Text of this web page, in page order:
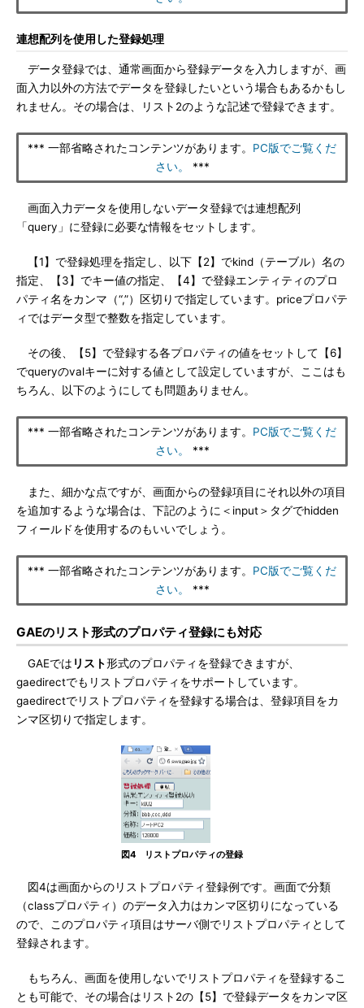
連想配列を使用した登録処理
データ登録では、通常画面から登録データを入力しますが、画
面入力以外の方法でデータを登録したいという場合もあるかもし
れません。その場合は、リスト2のような記述で登録できます。
*** 一部省略されたコンテンツがあります。 PC版でご覧くだ
さい。
***
画面入力データを使用しないデータ登録では連想配列
「query」に登録に必要な情報をセットします。
【1】で登録処理を指定し、以下【2】でkind（テーブル）名の
指定、【3】でキー値の指定、【4】で登録エンティティのプロ
パティ名をカンマ（“,”）区切りで指定しています。priceプロパテ
ィではデータ型で整数を指定しています。
その後、【5】で登録する各プロパティの値をセットして【6】
でqueryのvalキーに対する値として設定していますが、ここはも
ちろん、以下のようにしても問題ありません。
*** 一部省略されたコンテンツがあります。 PC版でご覧くだ
さい。
***
また、細かな点ですが、画面からの登録項目にそれ以外の項目
を追加するような場合は、下記のように＜input＞タグでhidden
フィールドを使用するのもいいでしょう。
*** 一部省略されたコンテンツがあります。 PC版でご覧くだ
さい。
***
GAEのリスト形式のプロパティ登録にも対応
GAEでは リスト形式のプロパティを登録できますが、
gaedirectでもリストプロパティをサポートしています。
gaedirectでリストプロパティを登録する場合は、登録項目をカ
ンマ区切りで指定します。
図4 リストプロパティの登録
図4は画面からのリストプロパティ登録例です。画面で分類
（classプロパティ）のデータ入力はカンマ区切りになっている
ので、このプロパティ項目はサーバ側でリストプロパティとして
登録されます。
もちろん、画面を使用しないでリストプロパティを登録するこ
とも可能で、その場合はリスト2の【5】で登録データをカンマ区